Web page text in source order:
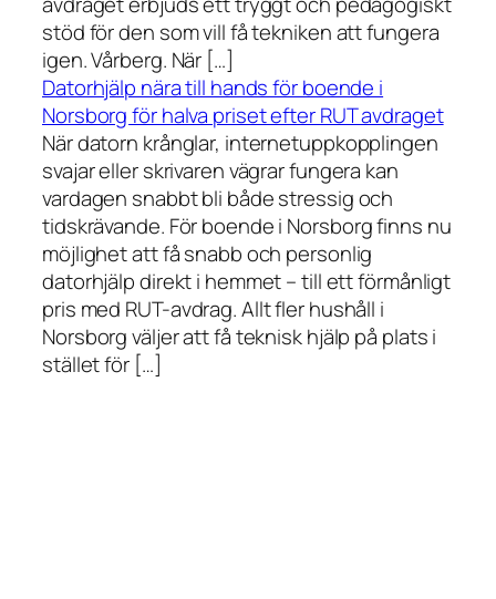
stöd för den som vill få tekniken att fungera
igen. Vårberg. När […]
Datorhjälp nära till hands för boende i
Norsborg för halva priset efter RUT avdraget
När datorn krånglar, internetuppkopplingen
svajar eller skrivaren vägrar fungera kan
vardagen snabbt bli både stressig och
tidskrävande. För boende i Norsborg finns nu
möjlighet att få snabb och personlig
datorhjälp direkt i hemmet – till ett förmånligt
pris med RUT-avdrag. Allt fler hushåll i
Norsborg väljer att få teknisk hjälp på plats i
stället för […]